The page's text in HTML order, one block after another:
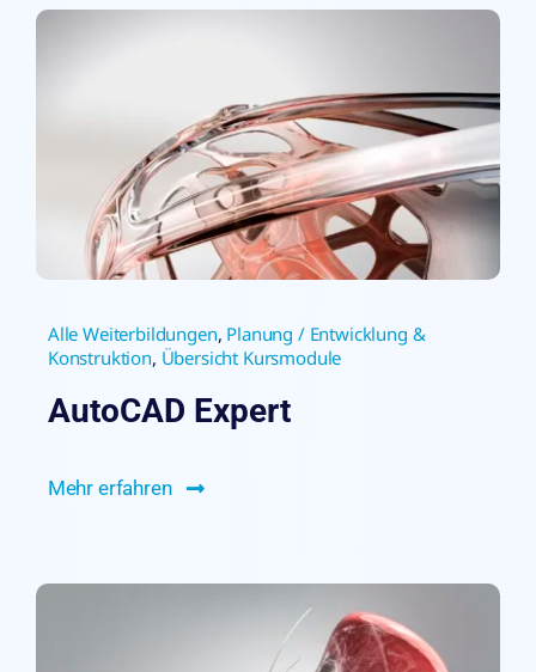
Alle Weiterbildungen, Planung / Entwicklung &
Konstruktion, Übersicht Kursmodule
AutoCAD Expert
Mehr erfahren